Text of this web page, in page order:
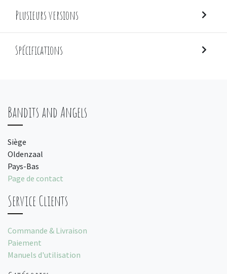
Plusieurs versions
Spécifications
Bandits and Angels
Siège
Oldenzaal
Pays-Bas
Page de contact
Service Clients
Commande & Livraison
Paiement
Manuels d'utilisation